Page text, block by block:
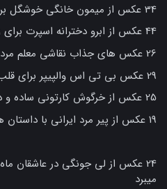
34 عکس از میمون خانگی خوشگل برای عاشقان حیوانات
44 عکس از ابرو دخترانه اسپرت برای زیبایی و جذابیت بیشتر
26 عکس های جذاب نقاشی معلم مرد که شما را شگفت زده می کند
29 عکس بی تی اس والپیپر برای قلب های عاشق
25 عکس از خرگوش کارتونی ساده و دوست‌داشتنی
19 عکس از پیر مرد ایرانی با داستان های زندگی شگفت انگیز
24 عکس از لی جونگی در عاشقان
میبرد